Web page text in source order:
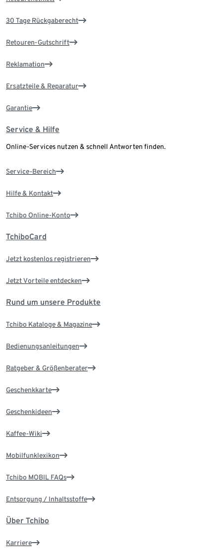
30 Tage Rückgaberecht
Retouren-Gutschrift
Reklamation
Ersatzteile & Reparatur
Garantie
Service & Hilfe
Online-Services nutzen & schnell Antworten finden.
Service-Bereich
Hilfe & Kontakt
Tchibo Online-Konto
TchiboCard
Jetzt kostenlos registrieren
Jetzt Vorteile entdecken
Rund um unsere Produkte
Tchibo Kataloge & Magazine
Bedienungsanleitungen
Ratgeber & Größenberater
Geschenkkarte
Geschenkideen
Kaffee-Wiki
Mobilfunklexikon
Tchibo MOBIL FAQs
Entsorgung / Inhaltsstoffe
Über Tchibo
Karriere